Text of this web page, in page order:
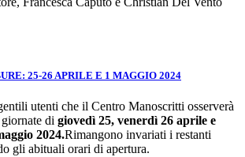
25-26 APRILE E 1 MAGGIO 2024
utenti che il Centro Manoscritti osserverà
di giovedì 25, venerdì 26 aprile e
2024.Rimangono invariati i restanti
gli abituali orari di apertura.